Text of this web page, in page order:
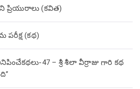
ప్రియురాలు (కవిత)
పరీక్ష (క‌థ‌)
47 – శ్రీ శీలా వీర్రాజు గారి కథ